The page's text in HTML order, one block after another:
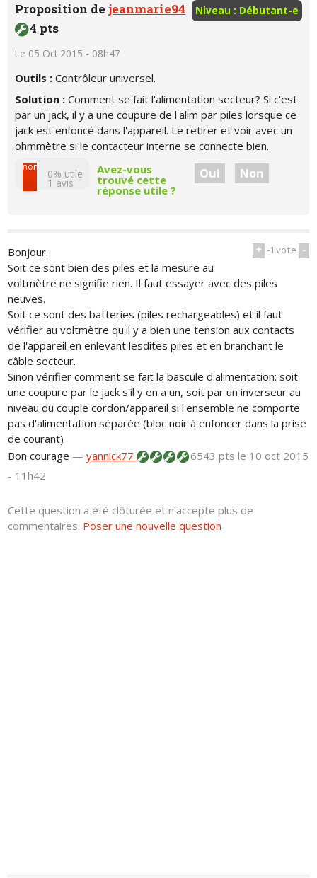
Niveau : Débutant-e
Proposition dejeanmarie94
4 pts
Le 05 Oct 2015 - 08h47
Outils :Contrôleur universel.
Solution :Comment se fait l'alimentation secteur? Si c'est
par un jack, il y a une coupure de l'alim par piles lorsque ce
jack est enfoncé dans l'appareil. Le retirer et voir avec un
ohmmètre si le contacteur interne se connecte bien.
non
0% utile
1 avis
Avez-vous
trouvé cette
réponse utile ?
Oui Non
+ -1vote -
Bonjour.
Soit ce sont bien des piles et la mesure au
voltmètre ne signifie rien. Il faut essayer avec des piles
neuves.
Soit ce sont des batteries (piles rechargeables) et il faut
vérifier au voltmètre qu'il y a bien une tension aux contacts
de l'appareil en enlevant lesdites piles et en branchant le
câble secteur.
Sinon vérifier comment se fait la bascule d'alimentation: soit
une coupure par le jack s'il y en a un, soit par un inverseur au
niveau du couple cordon/appareil si l'ensemble ne comporte
pas d'alimentation séparée (bloc noir à enfoncer dans la prise
de courant)
Bon courage —yannick77 6543 ptsle 10 oct 2015
- 11h42
Cette question a été clôturée et n'accepte plus de
commentaires. Poser une nouvelle question